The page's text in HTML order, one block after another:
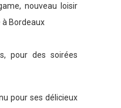
nouveau loisir
Bordeaux
pour des soirées
pour ses délicieux